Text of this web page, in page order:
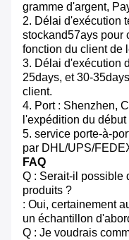
gramme d'argent,
2. Délai d'exécution
stockand57ays pour
fonction du client de
3. Délai d'exécution
25days, et 30-
client.
4. Port : Shenzhen,
l'expédition du
5. service porte-à-
par DHL/UPS/
FAQ
Q : Serait-il possible
produits ?
: Oui, certainement
un échantillon
Q : Je voudrais